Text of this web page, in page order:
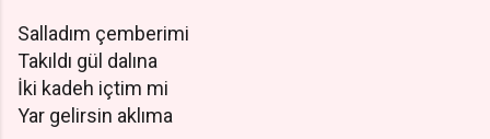
Salladım çemberimi
Takıldı gül dalına
İki kadeh içtim mi
Yar gelirsin aklıma